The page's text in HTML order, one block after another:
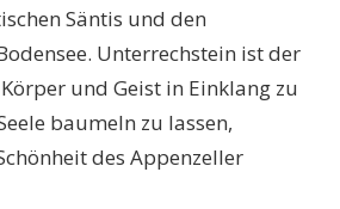
Säntis und den
Unterrechstein ist der
und Geist in Einklang zu
baumeln zu lassen,
des Appenzeller